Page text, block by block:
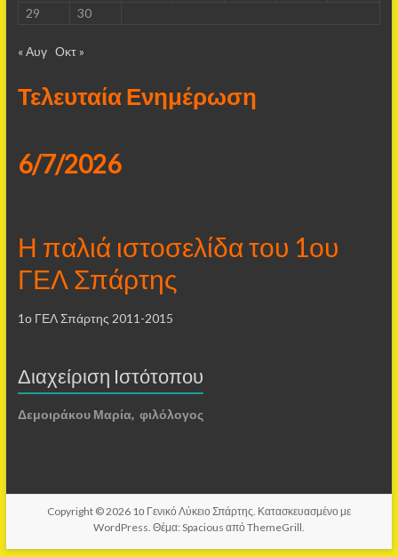
29
30
« Αυγ Οκτ »
Τελευταία Ενημέρωση
6/7/2026
Η παλιά ιστοσελίδα του 1ου
ΓΕΛ Σπάρτης
1ο ΓΕΛ Σπάρτης 2011-2015
Διαχείριση Ιστότοπου
Δεμοιράκου Μαρία, φιλόλογος
Copyright © 2026 1ο Γενικό Λύκειο Σπάρτης. Κατασκευασμένο με
WordPress. Θέμα: Spacious από ThemeGrill.